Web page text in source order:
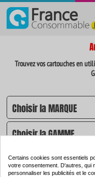
}
Trouvez vos cartouches en
Certains cookies sont essentiels
votre consentement. D'autres, qui
personnaliser les publicités et le